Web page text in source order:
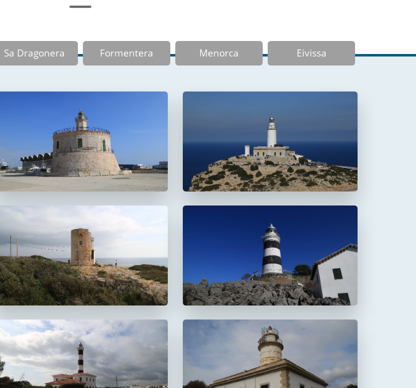
Sa Dragonera Formentera Menorca Eivissa
Faro del puerto de
Palma
Faro de La Riba
FUERA DE USO
Faro de Formentor
Faro de la Torre d'en
Beu Faro de la Creu
Faro de Portocolom Faro de Alcanada
Aucanada